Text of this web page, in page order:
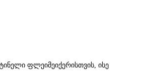
ფლეიმეიქერისთვის, ისე